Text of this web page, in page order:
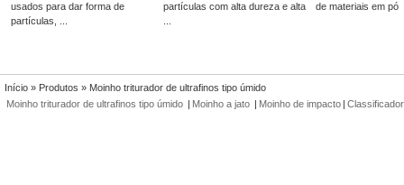
usados para dar forma de
partículas, ...
partículas com alta dureza e alta
de materiais em pó
Início » Produtos » Moinho triturador de ultrafinos tipo úmido
Moinho triturador de ultrafinos tipo úmido | Moinho a jato | Moinho de impacto |